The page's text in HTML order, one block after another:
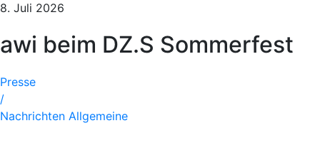
8. Juli 2026
awi beim DZ.S Sommerfest
Presse
/
Nachrichten Allgemeine